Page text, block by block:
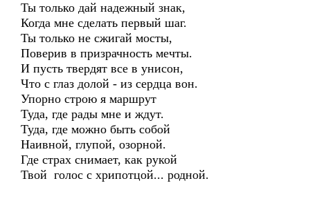
Ты только дай надежный знак,
Когда мне сделать первый шаг.
Ты только не сжигай мосты,
Поверив в призрачность мечты.
И пусть твердят все в унисон,
Что с глаз долой - из сердца вон.
Упорно строю я маршрут
Туда, где рады мне и ждут.
Туда, где можно быть собой
Наивной, глупой, озорной.
Где страх снимает, как рукой
Твой голос с хрипотцой... родной.